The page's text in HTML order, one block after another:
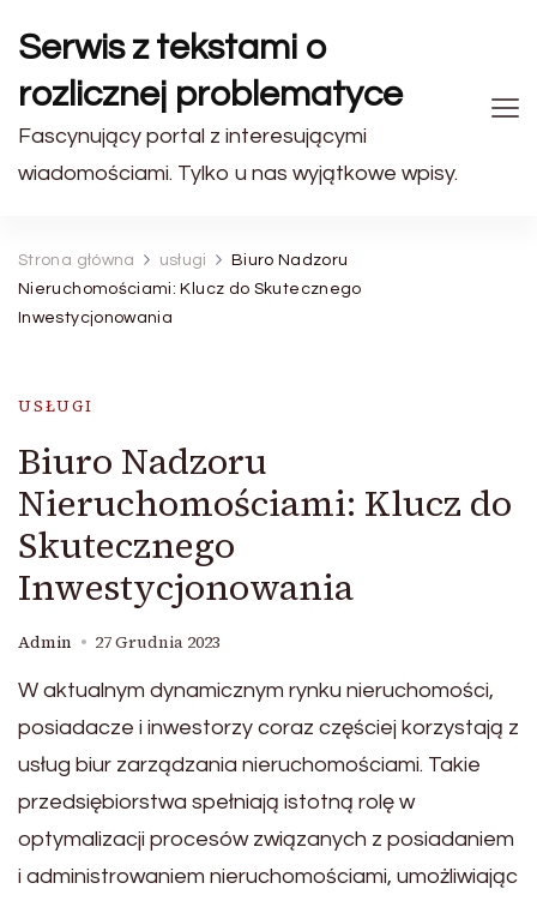
Serwis z tekstami o
rozlicznej problematyce
Fascynujący portal z interesującymi
wiadomościami. Tylko u nas wyjątkowe wpisy.
Strona główna usługi
Biuro Nadzoru
Nieruchomościami: Klucz do Skutecznego
Inwestycjonowania
USŁUGI
Biuro Nadzoru
Nieruchomościami: Klucz do
Skutecznego
Inwestycjonowania
Admin 27 Grudnia 2023
W aktualnym dynamicznym rynku nieruchomości,
posiadacze i inwestorzy coraz częściej korzystają z
usług biur zarządzania nieruchomościami. Takie
przedsiębiorstwa spełniają istotną rolę w
optymalizacji procesów związanych z posiadaniem
i administrowaniem nieruchomościami, umożliwiając